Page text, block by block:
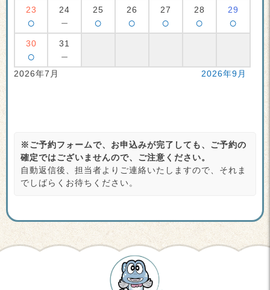
23
○
24
－
25
○
26
○
27
○
28
○
29
○
30
○
31
－
2026年7月 2026年9月
※ご予約フォームで、お申込みが完了しても、ご予約の
確定ではございませんので、ご注意ください。
自動返信後、担当者よりご連絡いたしますので、それま
でしばらくお待ちください。